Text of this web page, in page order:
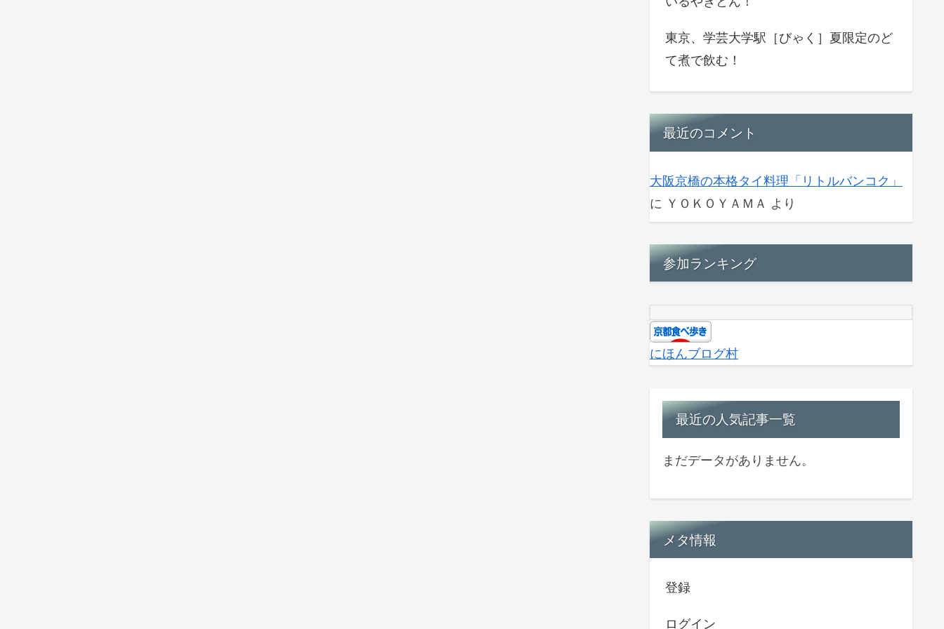
東京、学芸大学駅［びゃく］夏限定のど
て煮で飲む！
最近のコメント
大阪京橋の本格タイ料理「リトルバンコク」
に ＹＯＫＯＹＡＭＡ より
参加ランキング
にほんブログ村
最近の人気記事一覧
まだデータがありません。
メタ情報
登録
ログイン